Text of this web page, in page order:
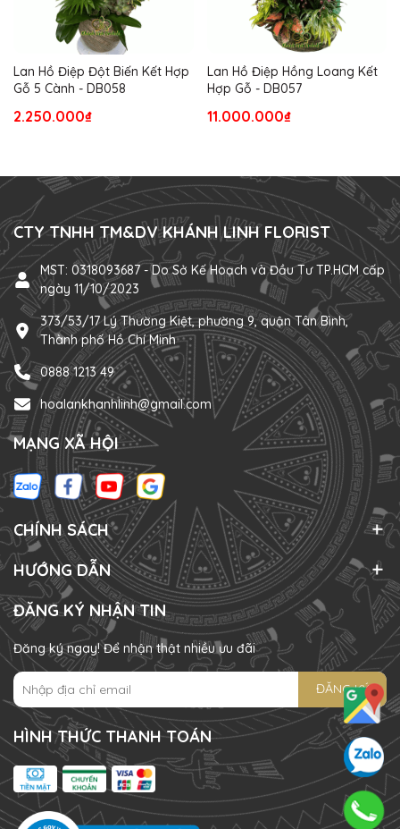
Lan Hồ Điệp Đột Biến Kết Hợp
Gỗ 5 Cành - DB058
2.250.000₫
Lan Hồ Điệp Hồng Loang Kết
Hợp Gỗ - DB057
11.000.000₫
CTY TNHH TM&DV KHÁNH LINH FLORIST
MST: 0318093687 - Do Sở Kế Hoạch và Đầu Tư TP.HCM cấp
ngày 11/10/2023
373/53/17 Lý Thường Kiệt, phường 9, quận Tân Bình,
Thành phố Hồ Chí Minh
0888 1213 49
hoalankhanhlinh@gmail.com
MẠNG XÃ HỘI
CHÍNH SÁCH
HƯỚNG DẪN
ĐĂNG KÝ NHẬN TIN
Đăng ký ngay! Để nhận thật nhiều ưu đãi
ĐĂNG KÝ
HÌNH THỨC THANH TOÁN